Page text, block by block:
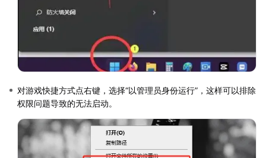
对游戏快捷方式点右键，选择“以管理员身份运行”，这样可以排除
权限问题导致的无法启动。